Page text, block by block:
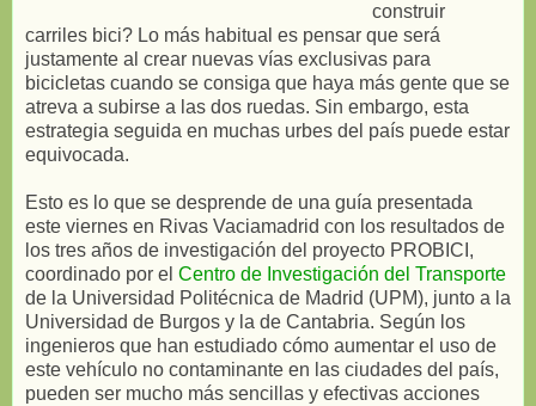
construir
carriles bici? Lo más habitual es pensar que será
justamente al crear nuevas vías exclusivas para
bicicletas cuando se consiga que haya más gente que se
atreva a subirse a las dos ruedas. Sin embargo, esta
estrategia seguida en muchas urbes del país puede estar
equivocada.
Esto es lo que se desprende de una guía presentada
este viernes en Rivas Vaciamadrid con los resultados de
los tres años de investigación del proyecto PROBICI,
coordinado por el Centro de Investigación del Transporte
de la Universidad Politécnica de Madrid (UPM), junto a la
Universidad de Burgos y la de Cantabria. Según los
ingenieros que han estudiado cómo aumentar el uso de
este vehículo no contaminante en las ciudades del país,
pueden ser mucho más sencillas y efectivas acciones